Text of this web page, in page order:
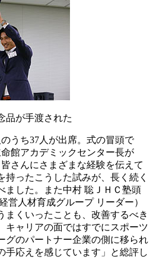
品が手渡された
うち37人が出席。式の冒頭で
館アカデミックセンター長が
さんにさまざまな経験を伝えて
持ったこうした試みが、長く続く
ました。また中村 聡ＪＨＣ塾頭
営人材育成グループ リーダー）
まくいったことも、改善するべき
キャリアの面ではすでにスポーツ
グのパートナー企業の側に移られ
手応えを感じています」と総評し